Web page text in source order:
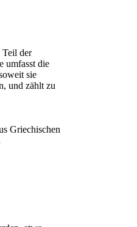
Teil der
umfasst die
sie
und zählt zu
Griechischen